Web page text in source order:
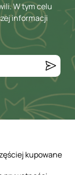
W tym celu
informacji
kupowane